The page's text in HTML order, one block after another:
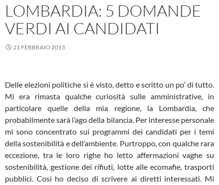
LOMBARDIA: 5 DOMANDE
VERDI AI CANDIDATI
21 FEBBRAIO 2013
Delle elezioni politiche si è visto, detto e scritto un po’ di tutto.
Mi era rimasta qualche curiosità sulle amministrative, in
particolare quelle della mia regione, la Lombardia, che
probabilmente sarà l’ago della bilancia. Per interesse personale
mi sono concentrato sui programmi dei candidati per i temi
della sostenibilità e dell’ambiente. Purtroppo, con qualche rara
eccezione, tra le loro righe ho letto affermazioni vaghe su
sostenibilità, gestione dei rifiuti, lotte alle ecomafie, trasporti
pubblici. Così ho deciso di scrivere ai diretti interessati. Mi